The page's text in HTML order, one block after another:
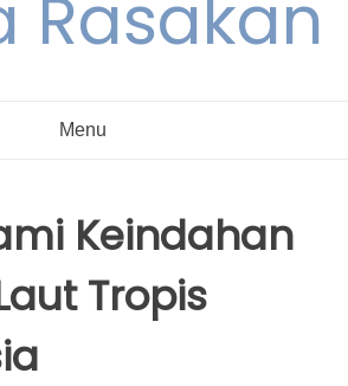
Rasakan
Menu
Keindahan
Tropis